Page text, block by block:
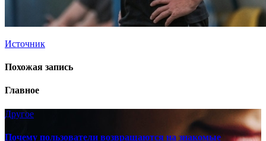
Источник
Похожая запись
Главное
Другое
Почему пользователи возвращаются на знакомые